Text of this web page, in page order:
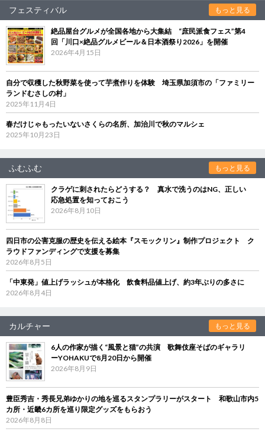
フェスティバル もっと見る
絶品屋台グルメが全国各地から大集結 “庶民派食フェス”第4
回「川口×絶品グルメビール＆日本酒祭り2026」を開催
2026年4月15日
自分で収穫した秋野菜を使って芋煮作りを体験 埼玉県加須市の「ファミリー
ランドむさしの村」
2025年11月4日
春だけじゃもったいないさくらの名所、加治川で秋のマルシェ
2025年10月23日
ふむふむ もっと見る
クラゲに刺されたらどうする？ 真水で洗うのはNG、正しい
応急処置を知っておこう
2026年8月10日
四日市の公害克服の歴史を伝える絵本『スモックリン』制作プロジェクト ク
ラウドファンディングで支援を募集
2026年8月5日
「中東発」値上げラッシュが本格化 飲食料品値上げ、約3年ぶりの多さに
2026年8月4日
カルチャー もっと見る
6人の作家が描く“風景と猫”の共演 歌舞伎座そばのギャラリ
ーYOHAKUで8月20日から開催
2026年8月9日
豊臣秀吉・秀長兄弟ゆかりの地を巡るスタンプラリーがスタート 和歌山市内5
カ所・近畿6カ所を巡り限定グッズをもらおう
2026年8月8日